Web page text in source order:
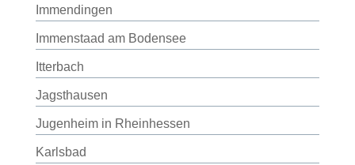
Immendingen
Immenstaad am Bodensee
Itterbach
Jagsthausen
Jugenheim in Rheinhessen
Karlsbad